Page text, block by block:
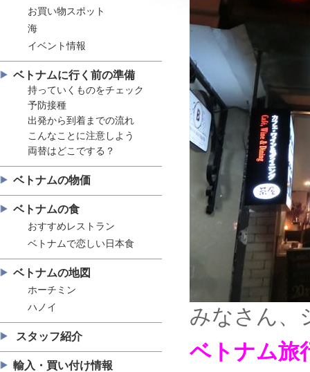
お買い物スポット
海
イベント情報
ベトナムに行く前の準備
持っていくものをチェック
予防接種
出発から到着までの流れ
こんなことに注意しよう
両替はどこでする？
ベトナムの物価
ベトナムの食
おすすめレストラン
ベトナムで恋しい日本食
ベトナムの地図
ホーチミン
ハノイ
スタッフ紹介
輸入・買い付け情報
みなさん、
ベトナム旅